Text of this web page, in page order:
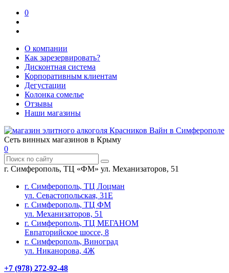
0
О компании
Как зарезервировать?
Дисконтная система
Корпоративным клиентам
Дегустации
Колонка сомелье
Отзывы
Наши магазины
Сеть винных магазинов в Крыму
0
г. Симферополь, ТЦ «ФМ» ул. Механизаторов, 51
г. Симферополь, ТЦ Лоцман
ул. Севастопольская, 31Е
г. Симферополь, ТЦ ФМ
ул. Механизаторов, 51
г. Симферополь, ТЦ МЕГАНОМ
Евпаторийское шоссе, 8
г. Симферополь, Виноград
ул. Никанорова, 4Ж
+7 (978) 272-92-48